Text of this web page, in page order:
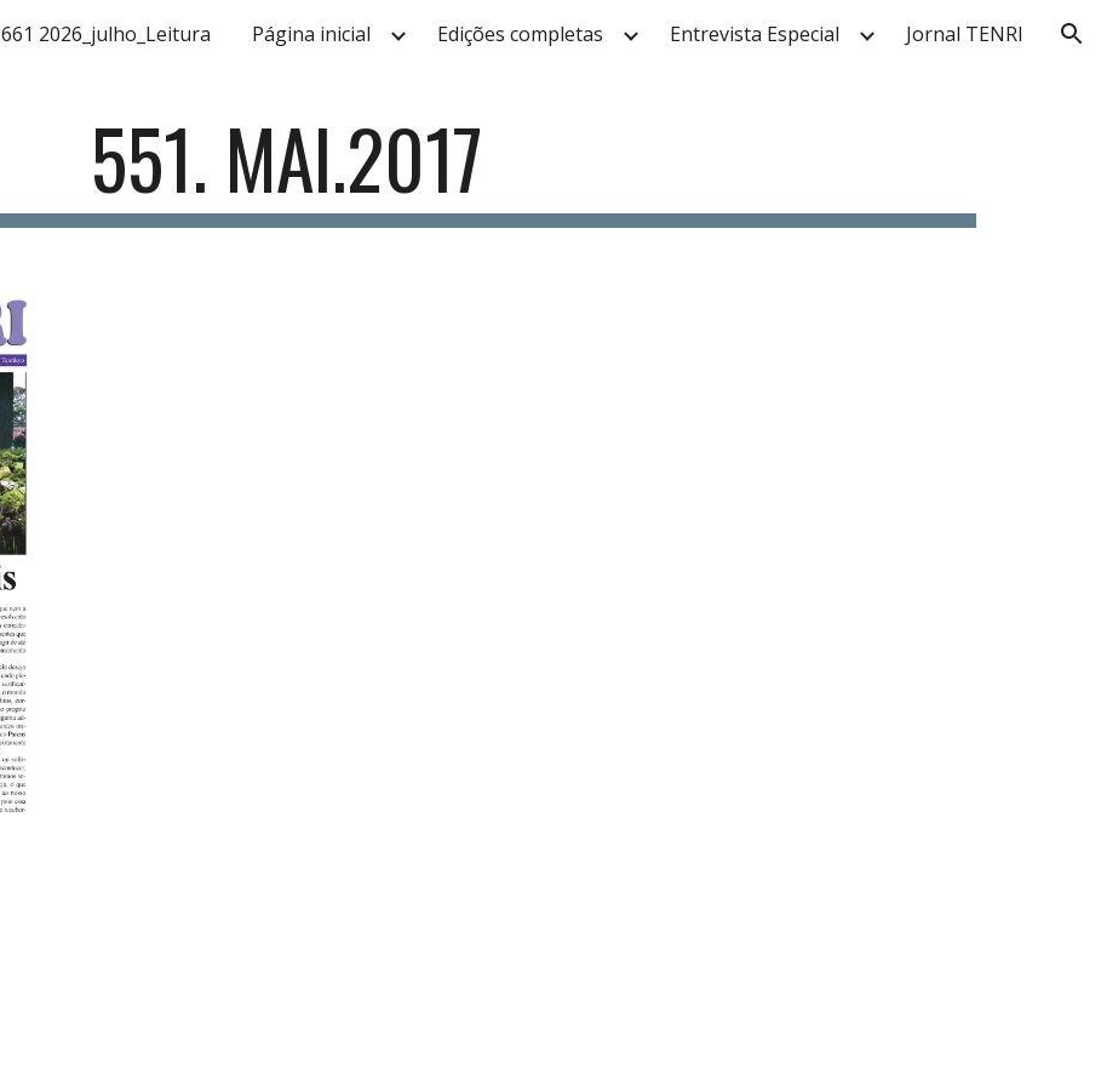
Skip to main content Skip to navigation
661 2026_julho_Leitura Página inicial Edições completas Entrevista Especial Jornal TENRI
551. MAI.2017